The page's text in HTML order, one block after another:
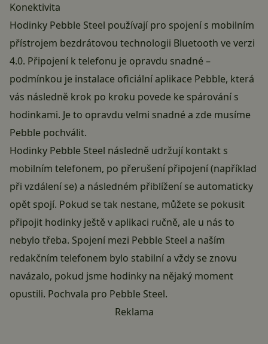
Konektivita
Hodinky Pebble Steel používají pro spojení s mobilním
přístrojem bezdrátovou technologii Bluetooth ve verzi
4.0. Připojení k telefonu je opravdu snadné –
podmínkou je instalace oficiální aplikace Pebble, která
vás následně krok po kroku povede ke spárování s
hodinkami. Je to opravdu velmi snadné a zde musíme
Pebble pochválit.
Hodinky Pebble Steel následně udržují kontakt s
mobilním telefonem, po přerušení připojení (například
při vzdálení se) a následném přiblížení se automaticky
opět spojí. Pokud se tak nestane, můžete se pokusit
připojit hodinky ještě v aplikaci ručně, ale u nás to
nebylo třeba. Spojení mezi Pebble Steel a naším
redakčním telefonem bylo stabilní a vždy se znovu
navázalo, pokud jsme hodinky na nějaký moment
opustili. Pochvala pro Pebble Steel.
Reklama